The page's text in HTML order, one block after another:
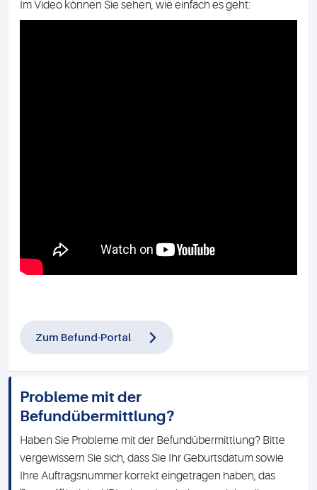
Im Video können Sie sehen, wie einfach es geht:
Zum Befund-Portal
Probleme mit der
Befundübermittlung?
Haben Sie Probleme mit der Befundübermittlung? Bitte
vergewissern Sie sich, dass Sie Ihr Geburtsdatum sowie
Ihre Auftragsnummer korrekt eingetragen haben, das